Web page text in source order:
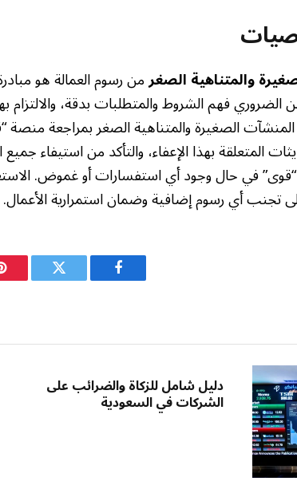
والمتناهية الصغرمن رسوم العمالة هو
الضروري فهم الشروط والمتطلبات بدقة، والالتزام
الصغيرة والمتناهية الصغر بمراجعة
المتعلقة بهذا الإعفاء، والتأكد من استيفاء
في حال وجود أي استفسارات أو غموض.
تجنب أي رسوم إضافية وضمان استمرارية الأعمال.
فيسبوك تويتر
دليل شامل للزكاة والضرائب على
الشركات في السعودية